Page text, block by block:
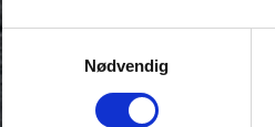
Samtykkevalg
Nødvendig